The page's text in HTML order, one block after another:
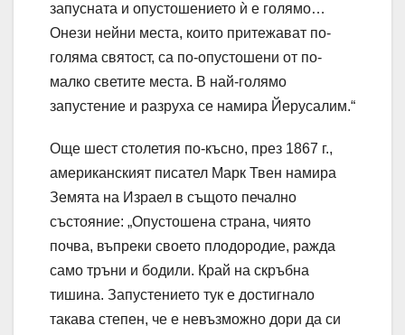
запусната и опустошението ѝ е голямо…
Онези нейни места, които притежават по-
голяма святост, са по-опустошени от по-
малко светите места. В най-голямо
запустение и разруха се намира Йерусалим.“
Още шест столетия по-късно, през 1867 г.,
американският писател Марк Твен намира
Земята на Израел в същото печално
състояние: „Опустошена страна, чиято
почва, въпреки своето плодородие, ражда
само тръни и бодили. Край на скръбна
тишина. Запустението тук е достигнало
такава степен, че е невъзможно дори да си